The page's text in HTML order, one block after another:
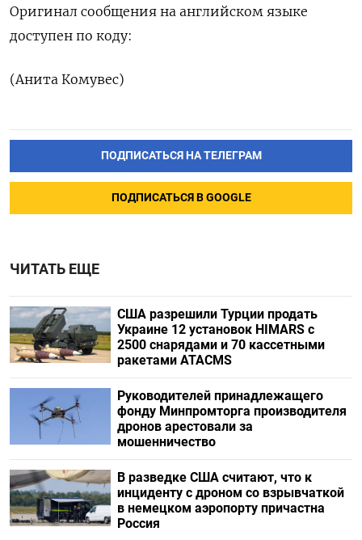
Оригинал сообщения на английском языке
доступен по коду:
(Анита Комувес)
ПОДПИСАТЬСЯ НА ТЕЛЕГРАМ
ПОДПИСАТЬСЯ В GOOGLE
ЧИТАТЬ ЕЩЕ
США разрешили Турции продать
Украине 12 установок HIMARS с
2500 снарядами и 70 кассетными
ракетами ATACMS
Руководителей принадлежащего
фонду Минпромторга производителя
дронов арестовали за
мошенничество
В разведке США считают, что к
инциденту с дроном со взрывчаткой
в немецком аэропорту причастна
Россия